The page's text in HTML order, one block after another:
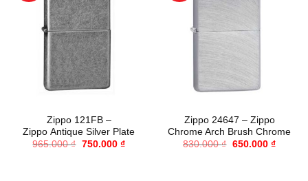
Zippo 121FB –
Zippo Antique Silver Plate
965.000₫ Giá
750.000 ₫Giá
Zippo 24647 – Zippo
Chrome Arch Brush Chrome
830.000₫ Giá
650.000 ₫Giá